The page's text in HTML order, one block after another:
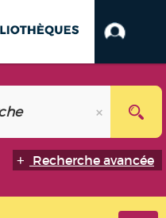
Recherche avancée